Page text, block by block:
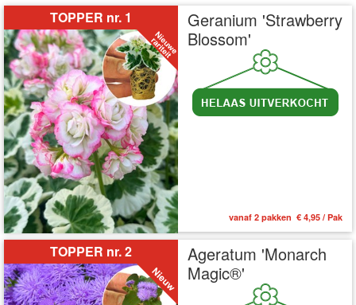
TOPPER nr. 1
Geranium 'Strawberry
Blossom'
vanaf 2 pakken € 4,95 / Pak
TOPPER nr. 2
Ageratum 'Monarch
Magic®'